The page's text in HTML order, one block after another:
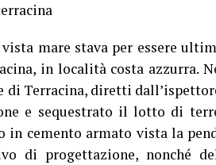
mare stava per essere
in località costa azzurra.
di Terracina, diretti
e sequestrato il lotto di
cemento armato vista la
di progettazione, nonché